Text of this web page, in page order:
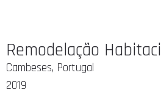
Remodelação
Cambeses, Portugal
2019